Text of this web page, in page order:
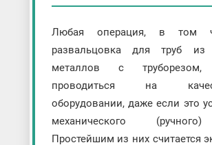
Любая операция, в том
развальцовка для труб из
металлов с труборезом,
проводиться на
оборудовании, даже если это
механического
Простейшим из них считается